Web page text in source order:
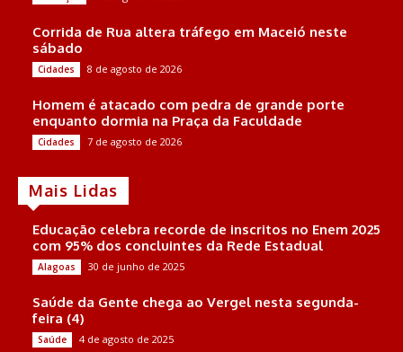
Corrida de Rua altera tráfego em Maceió neste
sábado
Cidades 8 de agosto de 2026
Homem é atacado com pedra de grande porte
enquanto dormia na Praça da Faculdade
Cidades 7 de agosto de 2026
Mais Lidas
Educação celebra recorde de inscritos no Enem 2025
com 95% dos concluintes da Rede Estadual
Alagoas 30 de junho de 2025
Saúde da Gente chega ao Vergel nesta segunda-
feira (4)
Saúde 4 de agosto de 2025